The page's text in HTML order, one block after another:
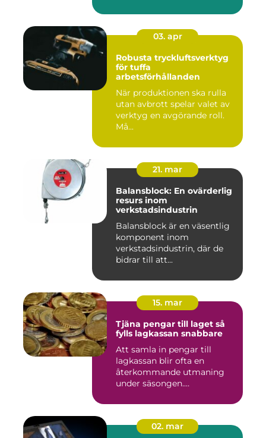
03. apr
Robusta tryckluftsverktyg
för tuffa
arbetsförhållanden
När produktionen ska rulla
utan avbrott spelar valet av
verktyg en avgörande roll.
Må...
21. mar
Balansblock: En ovärderlig
resurs inom
verkstadsindustrin
Balansblock är en väsentlig
komponent inom
verkstadsindustrin, där de
bidrar till att...
15. mar
Tjäna pengar till laget så
fylls lagkassan snabbare
Att samla in pengar till
lagkassan blir ofta en
återkommande utmaning
under säsongen.
02. mar